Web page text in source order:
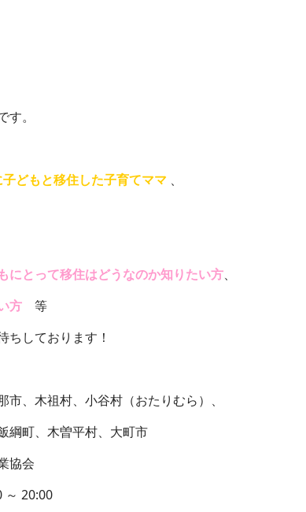
。
どもと移住した子育てママ 、
にとって移住はどうなのか知りたい方、
方 等
しております！
木祖村、小谷村（おたりむら）、
木曽平村、大町市
協会
20:00